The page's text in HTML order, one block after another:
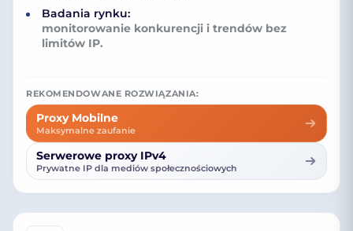
Badania rynku:
monitorowanie konkurencji i trendów bez
limitów IP.
REKOMENDOWANE ROZWIĄZANIA:
Proxy Mobilne
Maksymalne zaufanie
Serwerowe proxy IPv4
Prywatne IP dla mediów społecznościowych